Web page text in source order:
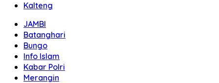
Kalteng
JAMBI
Batanghari
Bungo
Info Islam
Kabar Polri
Merangin